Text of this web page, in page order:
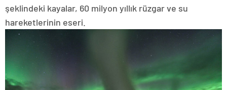
şeklindeki kayalar, 60 milyon yıllık rüzgar ve su
hareketlerinin eseri.